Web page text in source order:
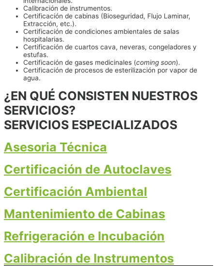
Calibración de instrumentos.
Certificación de cabinas (Bioseguridad, Flujo Laminar,
Extracción, etc.).
Certificación de condiciones ambientales de salas
hospitalarias.
Certificación de cuartos cava, neveras, congeladores y
estufas.
Certificación de gases medicinales (coming soon).
Certificación de procesos de esterilización por vapor de
agua.
¿EN QUÉ CONSISTEN NUESTROS
SERVICIOS?
SERVICIOS ESPECIALIZADOS
Asesoria Técnica
Certificación de Autoclaves
Certificación Ambiental
Mantenimiento de Cabinas
Refrigeración e Incubación
Calibración de Instrumentos